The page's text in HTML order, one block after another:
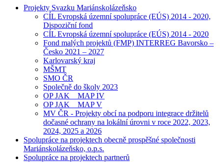
Projekty Svazku Mariánskolázeňsko
CÍL Evropská územní spolupráce (EÚS) 2014 - 2020,
Dispoziční fond
CÍL Evropská územní spolupráce (EÚS) 2014 - 2020
Fond malých projektů (FMP) INTERREG Bavorsko –
Česko 2021 – 2027
Karlovarský kraj
MŠMT
SMO ČR
Společně do školy 2023
OP JAK _ MAP IV
OP JAK _ MAP V
MV ČR - Projekty obcí na podporu integrace držitelů
dočasné ochrany na lokální úrovni v roce 2022, 2023,
2024, 2025 a 2026
Spolupráce na projektech obecně prospěšné společnosti
Mariánskolázeňsko, o.p.s.
Spolupráce na projektech partnerů